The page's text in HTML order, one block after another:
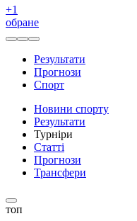
+1
обране
Результати
Прогнози
Спорт
Новини спорту
Результати
Турніри
Статті
Прогнози
Трансфери
топ